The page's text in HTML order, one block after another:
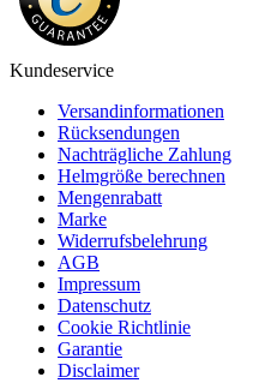
Kundeservice
Versandinformationen
Rücksendungen
Nachträgliche Zahlung
Helmgröße berechnen
Mengenrabatt
Marke
Widerrufsbelehrung
AGB
Impressum
Datenschutz
Cookie Richtlinie
Garantie
Disclaimer